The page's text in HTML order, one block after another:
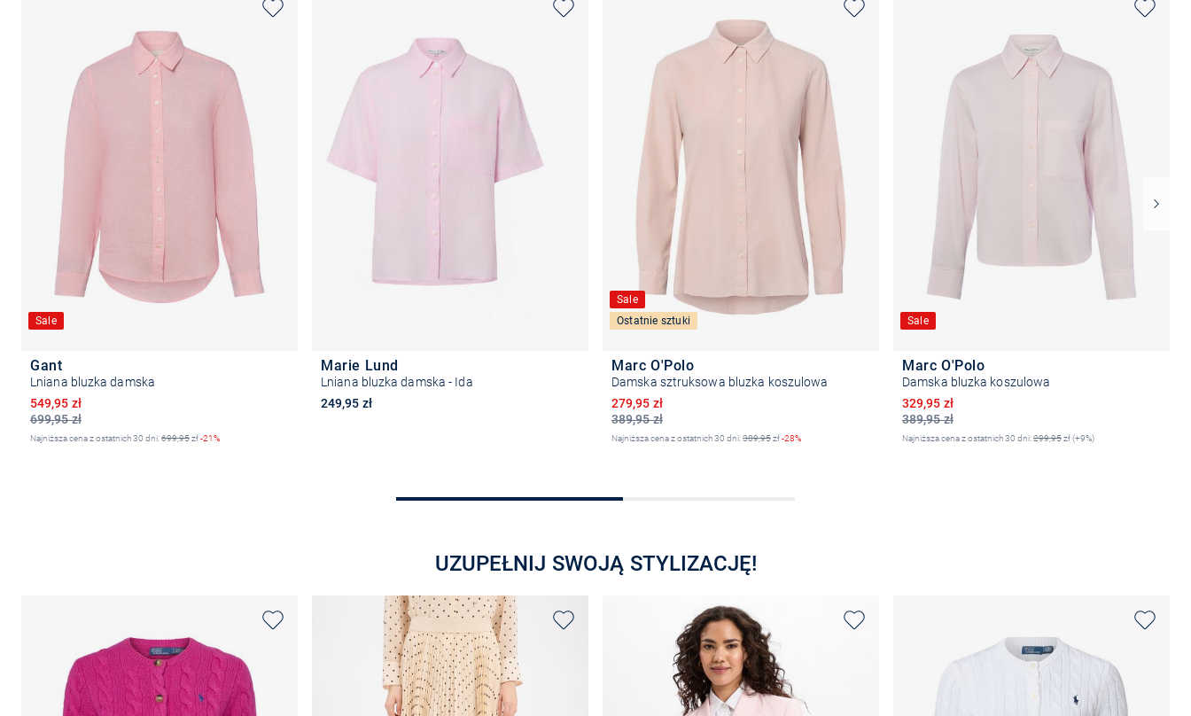
Sale
Gant
Lniana bluzka damska
699,95 zł
Obniżona cena
549,95 zł
Najniższa cena z ostatnich 30 dni:699,95zł-21%
Marie Lund
Lniana bluzka damska - Ida
249,95 zł
Wybierz rozmiar
Sale
Ostatnie sztuki
Marc O'Polo
Damska sztruksowa bluzka koszulowa
389,95 zł
Obniżona cena
279,95 zł
Najniższa cena z ostatnich 30 dni:389,95zł-28%
Sale
Marc O'Polo
Damska bluzka koszulowa
389,95 zł
Obniżona cena
329,95 zł
Najniższa cena z ostatnich 30 dni:299,95zł (+9%)
UZUPEŁNIJ SWOJĄ STYLIZACJĘ!